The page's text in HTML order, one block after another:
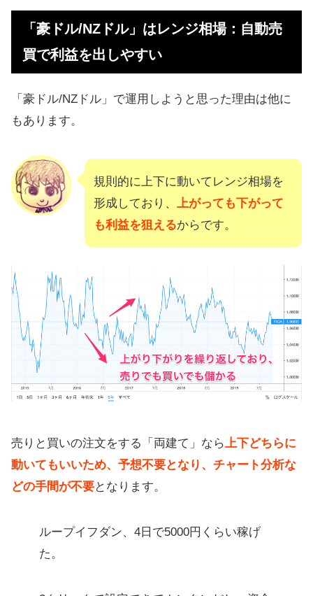
「豪ドル/NZドル」はレンジ相場：自動売
買で利益を出しやすい
「豪ドル/NZドル」で運用しようと思った理由は他に
もあります。
規則的に上下に動いてレンジ相場を
形成しており、
上がっても下がって
も利益を狙えるからです。
売りと買いの注文をする「両建て」なら 上下どちらに
動いてもいいため、予想不要となり、チャート分析な
どの手間が不要となります。
ループイフダン、4日で5000円くらい稼げ
た。